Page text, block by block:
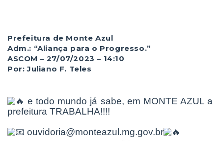
Prefeitura de Monte Azul
Adm.: “Aliança para o Progresso.”
ASCOM – 27/07/2023 – 14:10
Por: Juliano F. Teles
e todo mundo já sabe, em MONTE AZUL a
prefeitura TRABALHA!!!!
ouvidoria@monteazul.mg.gov.br